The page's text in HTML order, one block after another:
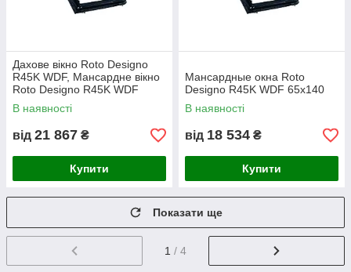
Дахове вікно Roto Designo
R45K WDF, Мансардне вікно
Roto Designo R45K WDF
65x118
В наявності
від 21 867 ₴
Купити
Мансардные окна Roto
Designo R45K WDF 65x140
В наявності
від 18 534 ₴
Купити
Показати ще
1 / 4